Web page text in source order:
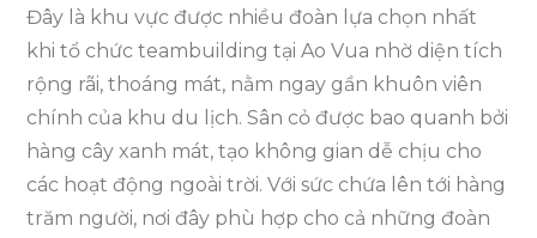
Đây là khu vực được nhiều đoàn lựa chọn nhất
khi tổ chức teambuilding tại Ao Vua nhờ diện tích
rộng rãi, thoáng mát, nằm ngay gần khuôn viên
chính của khu du lịch. Sân cỏ được bao quanh bởi
hàng cây xanh mát, tạo không gian dễ chịu cho
các hoạt động ngoài trời. Với sức chứa lên tới hàng
trăm người, nơi đây phù hợp cho cả những đoàn